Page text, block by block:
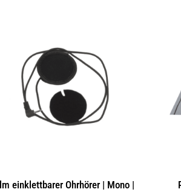
einklettbarer Ohrhörer | Mono |